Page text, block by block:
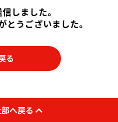
しました。
とうございました。
る
へ戻る
反映されま
えてくださ
きますか？
すか？
用するに